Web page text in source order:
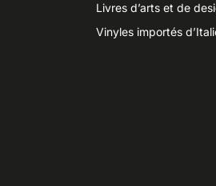
Livres d’arts et de
Vinyles importés